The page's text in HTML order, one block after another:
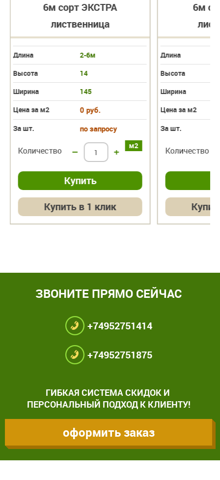
6м сорт ЭКСТРА
лиственница
Длина
2-6м
Высота
14
Ширина
145
Цена за м2
0 руб.
За шт. по запросу
м2
Количество – +
Купить в 1 клик
6м
Длина
Высота
Ширина
Цена за м2
За шт.
Количество
ЗВОНИТЕ ПРЯМО СЕЙЧАС
+74952751414
+74952751875
ГИБКАЯ СИСТЕМА СКИДОК И
ПЕРСОНАЛЬНЫЙ ПОДХОД К КЛИЕНТУ!
оформить заказ